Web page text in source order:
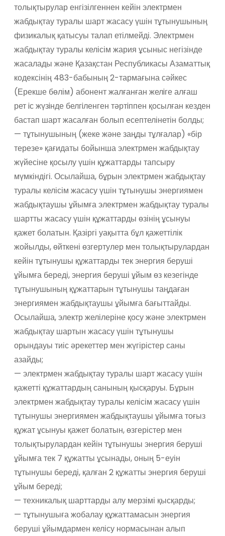
толықтырулар енгізілгеннен кейін электрмен
жабдықтау туралы шарт жасасу үшін тұтынушының
физикалық қатысуы талап етілмейді. Электрмен
жабдықтау туралы келісім жария ұсыныс негізінде
жасалады және Қазақстан Республикасы Азаматтық
кодексінің 483-бабының 2-тармағына сәйкес
(Ерекше бөлім) абонент жалғанған желiге алғаш
рет iс жүзiнде белгiленген тәртiппен қосылған кезден
бастап шарт жасалған болып есептелінетін болды;
— тұтынушының (жеке және заңды тұлғалар) «бір
терезе» қағидаты бойынша электрмен жабдықтау
жүйесіне қосылу үшін құжаттарды тапсыру
мүмкіндігі. Осылайша, бұрын электрмен жабдықтау
туралы келісім жасасу үшін тұтынушы энергиямен
жабдықтаушы ұйымға электрмен жабдықтау туралы
шартты жасасу үшін құжаттарды өзінің ұсынуы
қажет болатын. Қазіргі уақытта бұл қажеттілік
жойылды, өйткені өзгертулер мен толықтырулардан
кейін тұтынушы құжаттарды тек энергия беруші
ұйымға береді, энергия беруші ұйым өз кезегінде
тұтынушының құжаттарын тұтынушы таңдаған
энергиямен жабдықтаушы ұйымға бағыттайды.
Осылайша, электр желілеріне қосу және электрмен
жабдықтау шартын жасасу үшін тұтынушы
орындауы тиіс әрекеттер мен жүгірістер саны
азайды;
— электрмен жабдықтау туралы шарт жасасу үшін
қажетті құжаттардың санының қысқаруы. Бұрын
электрмен жабдықтау туралы келісім жасасу үшін
тұтынушы энергиямен жабдықтаушы ұйымға тоғыз
құжат ұсынуы қажет болатын, өзгерістер мен
толықтырулардан кейін тұтынушы энергия беруші
ұйымға тек 7 құжатты ұсынады, оның 5-еуін
тұтынушы береді, қалған 2 құжатты энергия беруші
ұйым береді;
— техникалық шарттарды алу мерзімі қысқарды;
— тұтынушыға жобалау құжаттамасын энергия
беруші ұйымдармен келісу нормасынан алып